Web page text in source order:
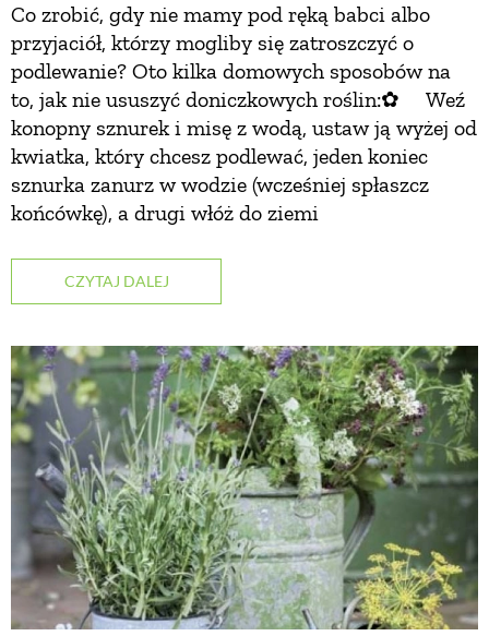
Co zrobić, gdy nie mamy pod ręką babci albo
przyjaciół, którzy mogliby się zatroszczyć o
podlewanie? Oto kilka domowych sposobów na
to, jak nie ususzyć doniczkowych roślin:✿ Weź
konopny sznurek i misę z wodą, ustaw ją wyżej od
kwiatka, który chcesz podlewać, jeden koniec
sznurka zanurz w wodzie (wcześniej spłaszcz
końcówkę), a drugi włóż do ziemi
CZYTAJ DALEJ
ZWIERZĘTA W NATURZE
GRZYBY
KRAJOBRAZ
RZEMIOSŁO
ZWYCZAJE
ZRÓB TO SAM
PRZEPISY
ŚNIADANIA